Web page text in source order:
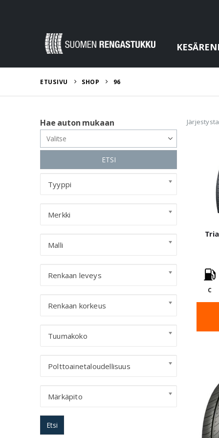
ETUSIVU SHOP 96
C
Hae auton mukaan
ETSI
Tyyppi
Merkki
Malli
Renkaan leveys
Renkaan korkeus
Tuumakoko
Polttoainetaloudellisuus
Märkäpito
Etsi